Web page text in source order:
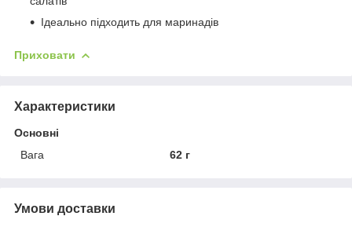
Ідеально підходить для маринадів
Приховати
Характеристики
Основні
Вага
62 г
Умови доставки